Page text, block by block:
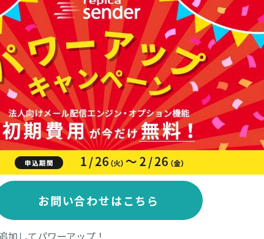
お問い合わせはこちら
してパワーアップ！